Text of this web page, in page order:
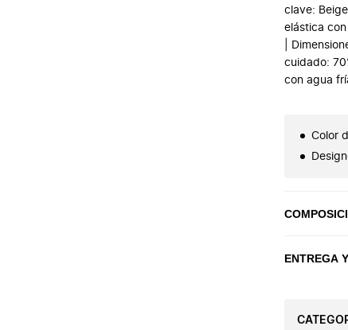
clave:
elástica
|
cuidado:
con agua
Color
ENTREGA